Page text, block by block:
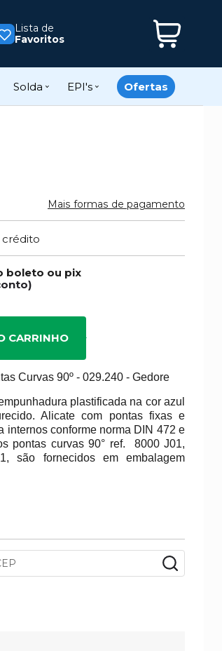
Lista de
Favoritos
Solda EPI's Ofertas
Mais formas de pagamento
boleto ou pix
CARRINHO
Curvas 90º - 029.240 - Gedore
plastificada na cor azul
Alicate com pontas fixas e
internos conforme norma DIN 472 e
pontas curvas 90° ref. 8000 J01,
são fornecidos em embalagem